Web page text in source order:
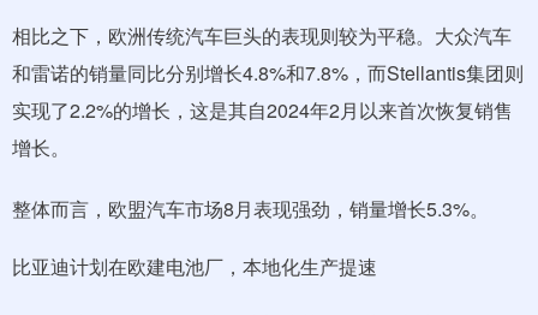
相比之下，欧洲传统汽车巨头的表现则较为平稳。大众汽车
和雷诺的销量同比分别增长4.8%和7.8%，而Stellantis集团则
实现了2.2%的增长，这是其自2024年2月以来首次恢复销售
增长。
整体而言，欧盟汽车市场8月表现强劲，销量增长5.3%。
比亚迪计划在欧建电池厂，本地化生产提速